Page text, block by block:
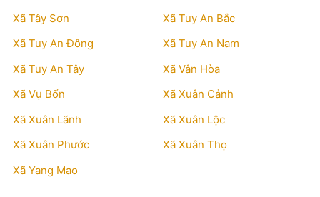
Xã Tây Sơn
Xã Tuy An Bắc
Xã Tuy An Đông
Xã Tuy An Nam
Xã Tuy An Tây
Xã Vân Hòa
Xã Vụ Bổn
Xã Xuân Cảnh
Xã Xuân Lãnh
Xã Xuân Lộc
Xã Xuân Phước
Xã Xuân Thọ
Xã Yang Mao